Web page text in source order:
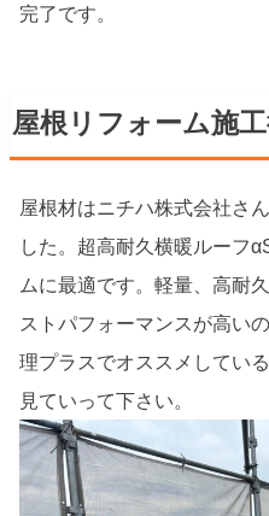
完了です。
屋根リフォーム施
屋根材はニチハ株式会社さ
した。超高耐久横暖ルーフ
ムに最適です。軽量、高耐
ストパフォーマンスが高い
理プラスでオススメしてい
見ていって下さい。